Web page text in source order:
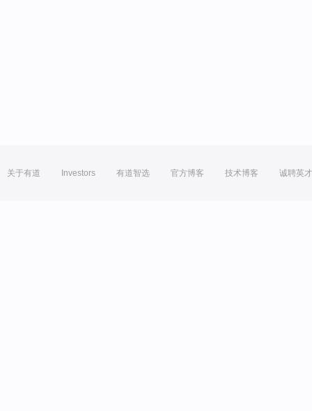
关于有道 Investors 有道智选 官方博客 技术博客 诚聘英才